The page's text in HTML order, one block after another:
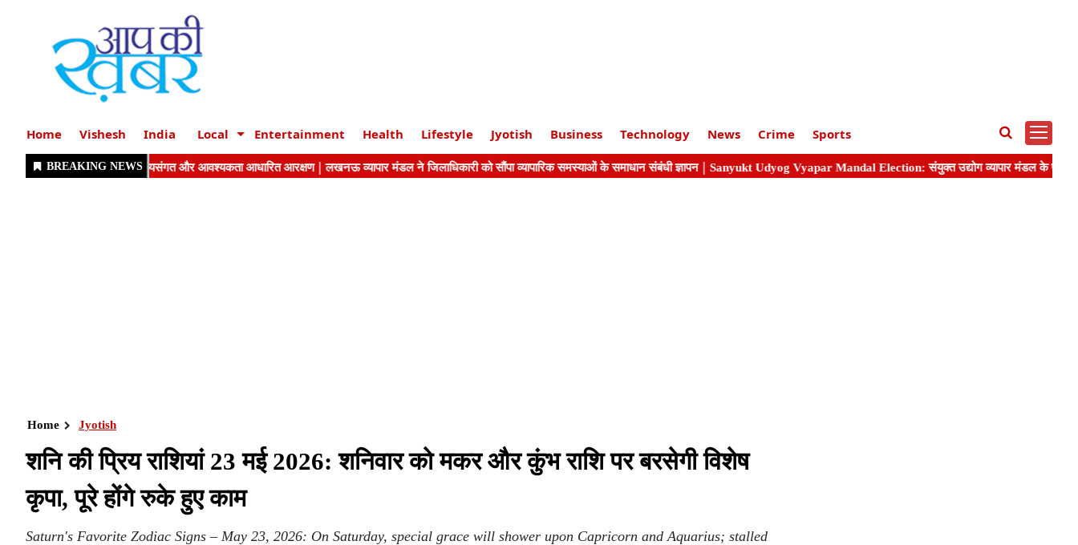
Home Vishesh India Local Entertainment Health Lifestyle Jyotish Business Technology News Crime Sports
Home Jyotish
शनि की प्रिय राशियां 23 मई 2026: शनिवार को मकर और कुंभ राशि पर बरसेगी विशेष
कृपा, पूरे होंगे रुके हुए काम
Saturn's Favorite Zodiac Signs – May 23, 2026: On Saturday, special grace will shower upon Capricorn and Aquarius; stalled